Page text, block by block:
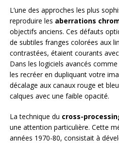
L’une des approches les plus
reproduire les aberrations
objectifs anciens. Ces défauts
de subtiles franges colorées aux
contrastées, étaient courants
Dans les logiciels avancés
les recréer en dupliquant votre
décalage aux canaux rouge et
calques avec une faible opacité.
La technique du cross-
une attention particulière. Cette
années 1970-80, consistait à